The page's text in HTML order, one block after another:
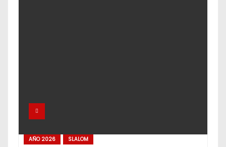
AÑO 2026 SLALOM